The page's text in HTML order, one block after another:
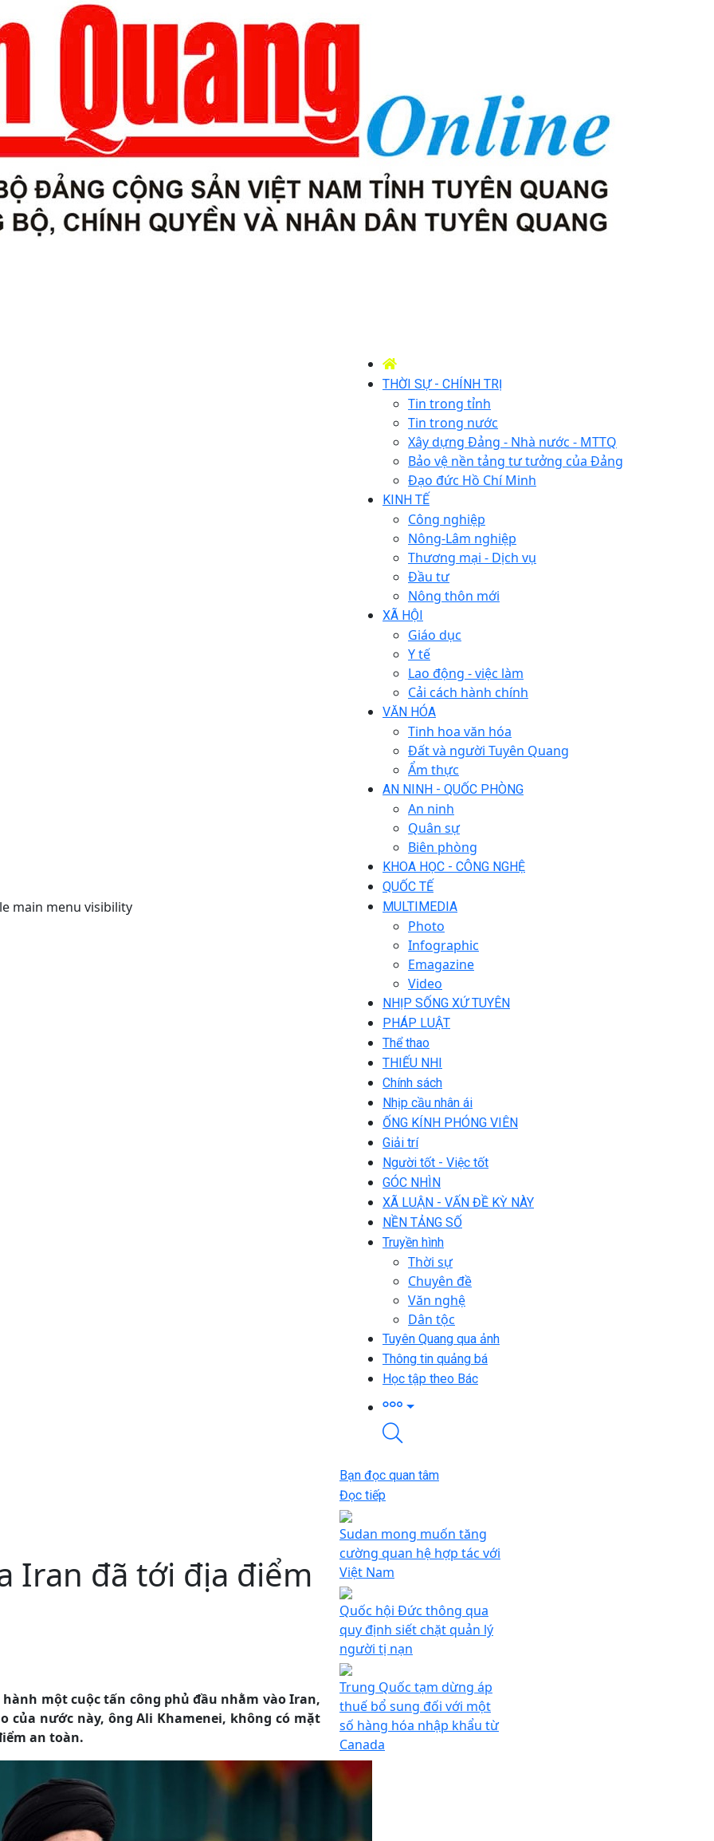
main menu visibility
THỜI SỰ - CHÍNH TRỊ
Tin trong tỉnh
Tin trong nước
Xây dựng Đảng - Nhà nước - MTTQ
Bảo vệ nền tảng tư tưởng của Đảng
Đạo đức Hồ Chí Minh
KINH TẾ
Công nghiệp
Nông-Lâm nghiệp
Thương mại - Dịch vụ
Đầu tư
Nông thôn mới
XÃ HỘI
Giáo dục
Y tế
Lao động - việc làm
Cải cách hành chính
VĂN HÓA
Tinh hoa văn hóa
Đất và người Tuyên Quang
Ẩm thực
AN NINH - QUỐC PHÒNG
An ninh
Quân sự
Biên phòng
KHOA HỌC - CÔNG NGHỆ
QUỐC TẾ
MULTIMEDIA
Photo
Infographic
Emagazine
Video
NHỊP SỐNG XỨ TUYÊN
PHÁP LUẬT
Thể thao
THIẾU NHI
Chính sách
Nhịp cầu nhân ái
ỐNG KÍNH PHÓNG VIÊN
Giải trí
Người tốt - Việc tốt
GÓC NHÌN
XÃ LUẬN - VẤN ĐỀ KỲ NÀY
NỀN TẢNG SỐ
Truyền hình
Thời sự
Chuyên đề
Văn nghệ
Dân tộc
Tuyên Quang qua ảnh
Thông tin quảng bá
Học tập theo Bác
Iran đã tới địa điểm
một cuộc tấn công phủ đầu nhằm vào Iran,
nước này, ông Ali Khamenei, không có mặt
an toàn.
Bạn đọc quan tâm
Đọc tiếp
Sudan mong muốn tăng
cường quan hệ hợp tác với
Việt Nam
Quốc hội Đức thông qua
quy định siết chặt quản lý
người tị nạn
Trung Quốc tạm dừng áp
thuế bổ sung đối với một
số hàng hóa nhập khẩu từ
Canada